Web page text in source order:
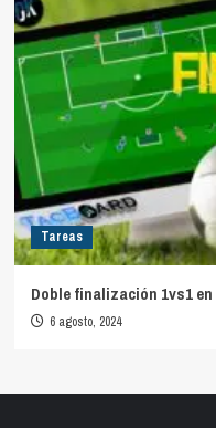
Tareas
Doble finalización 1vs1
6 agosto, 2024